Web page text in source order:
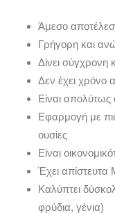
Άμεσο
Γρήγορη και
Δίνει σύγχρονη
Δεν έχει χρόνο
Είναι απολύτως
Εφαρμογή με
ουσίες
Είναι
Έχει
Καλύπτει
φρύδια, γένια)